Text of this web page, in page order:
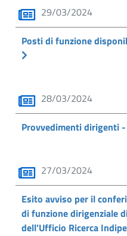
29/03/2024
Posti di funzione
28/03/2024
Provvedimenti dirigenti
27/03/2024
Esito avviso per il
di funzione dirigenziale
dell’Ufficio Ricerca